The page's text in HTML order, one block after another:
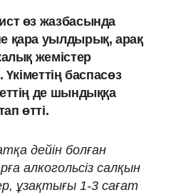
өз жазбасында
қара уылдырық, арақ
жемістер
Үкіметтің баспасөз
де шындыққа
өтті.
дейін болған
алкогольсіз салқын
ұзақтығы 1-3 сағат